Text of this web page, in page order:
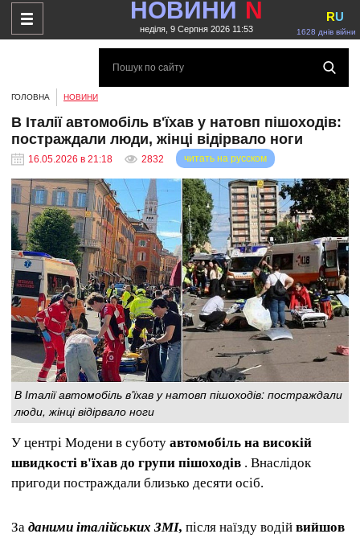
НОВИНИ N
неділя, 9 Серпня 2026 11:53 1628 днів війни
RU
ГОЛОВНА НОВИНИ
В Італії автомобіль в'їхав у натовп пішоходів:
постраждали люди, жінці відірвало ноги
16.05.2026 в 21:18 2832 читать на русском
В Італії автомобіль в'їхав у натовп пішоходів: постраждали
люди, жінці відірвало ноги
У центрі Модени в суботу автомобіль на високій
швидкості в'їхав до групи пішоходів . Внаслідок
пригоди постраждали близько десяти осіб.
За даними італійських ЗМІ, після наїзду водій вийшов